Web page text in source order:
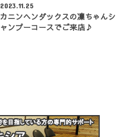
2023.11.25
カニンヘンダックスの凜ちゃんシ
ャンプーコースでご来店♪